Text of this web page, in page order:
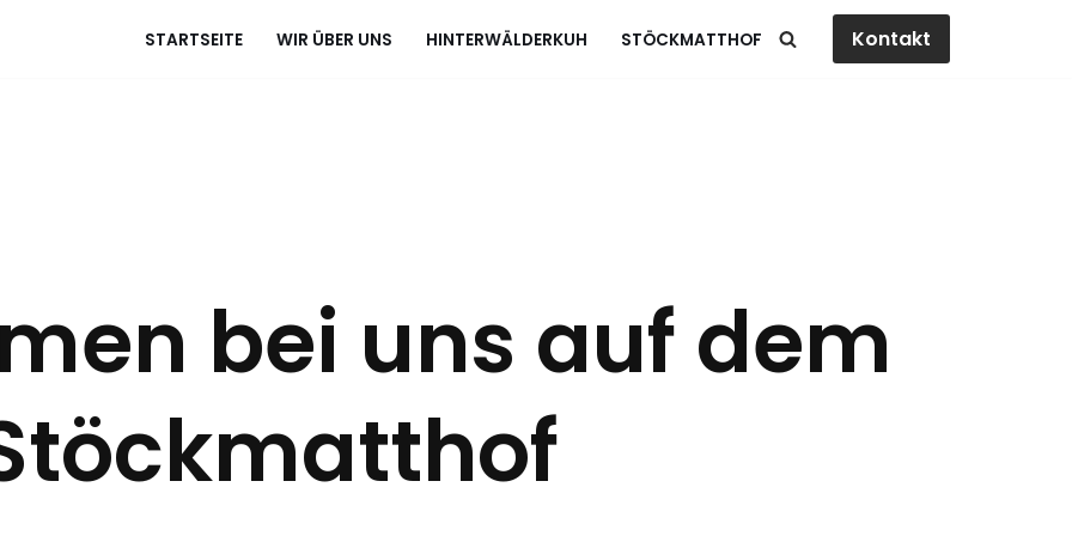
STARTSEITE WIR ÜBER UNS HINTERWÄLDERKUH STÖCKMATTHOF Kontakt
bei uns auf dem